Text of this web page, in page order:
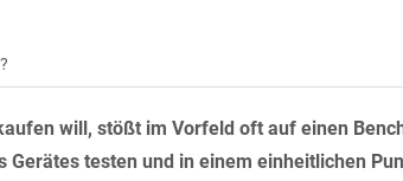
will, stößt im Vorfeld oft auf einen
testen und in einem einheitlichen